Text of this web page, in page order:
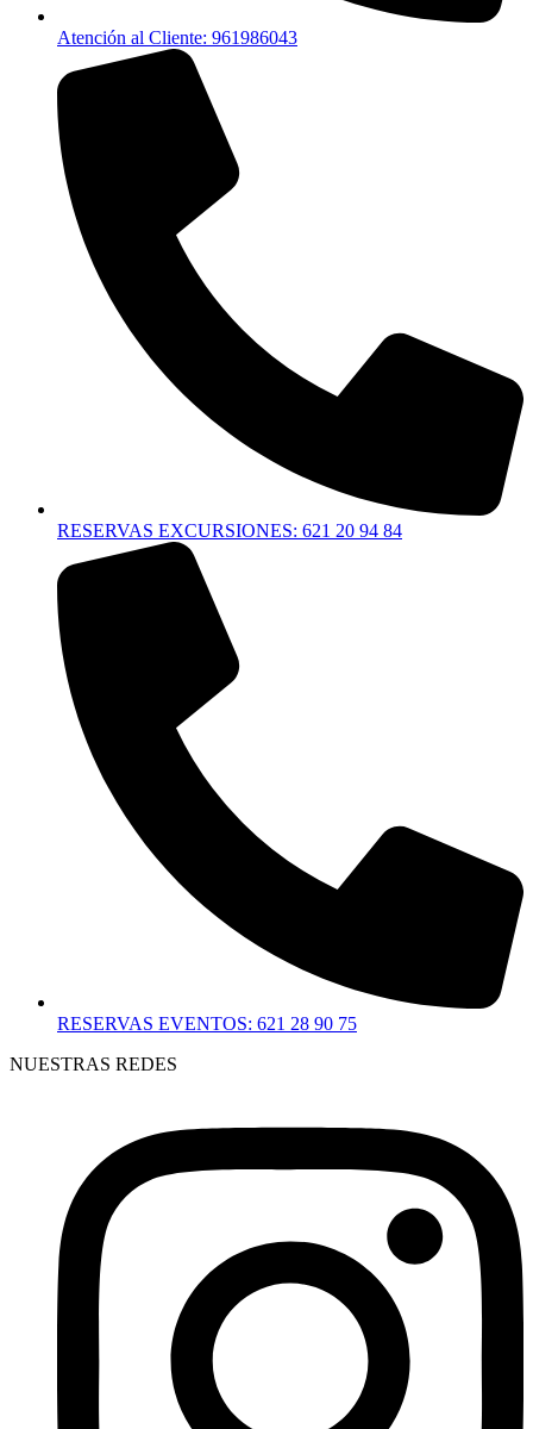
Atención al Cliente: 961986043
RESERVAS EXCURSIONES: 621 20 94 84
RESERVAS EVENTOS: 621 28 90 75
NUESTRAS REDES